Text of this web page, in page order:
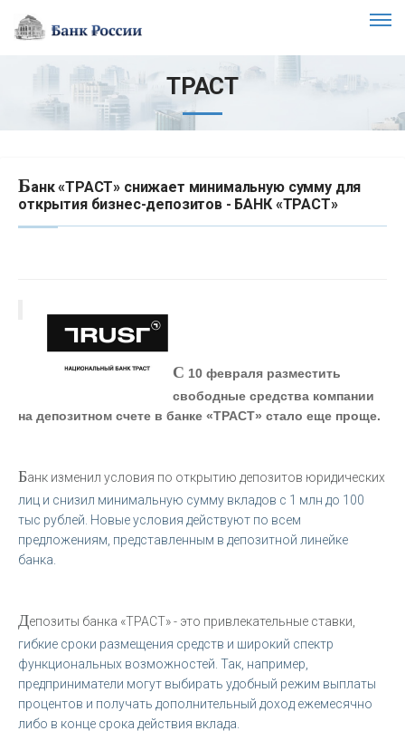
ТРАСТ
Банк «ТРАСТ» снижает минимальную сумму для
открытия бизнес-депозитов - БАНК «ТРАСТ»
С 10 февраля разместить
свободные средства компании
на депозитном счете в банке «ТРАСТ» стало еще проще.
Банк изменил условия по открытию депозитов юридических
лиц и снизил минимальную сумму вкладов с 1 млн до 100
тыс рублей. Новые условия действуют по всем
предложениям, представленным в депозитной линейке
банка.
Депозиты банка «ТРАСТ» - это привлекательные ставки,
гибкие сроки размещения средств и широкий спектр
функциональных возможностей. Так, например,
предприниматели могут выбирать удобный режим выплаты
процентов и получать дополнительный доход ежемесячно
либо в конце срока действия вклада.